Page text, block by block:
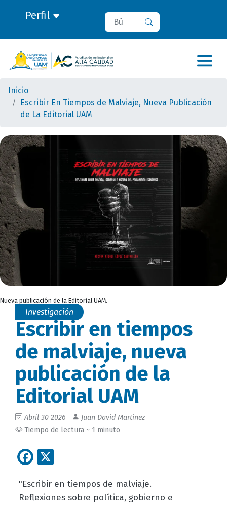
Perfil Buscar
Inicio
Escribir En Tiempos de Malviaje, Nueva Publicación
de La Editorial UAM
Nueva publicación de la Editorial UAM.
Investigación
Escribir en tiempos
de malviaje, nueva
publicación de la
Editorial UAM
Abril 30 2026
Juan David Martinez
Tiempo de lectura ~ 1 minuto
Facebook
"Escribir en tiempos de malviaje.
Reflexiones sobre política, gobierno e